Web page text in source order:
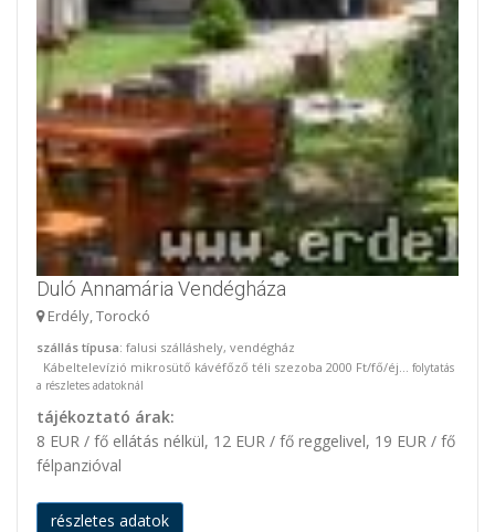
Duló Annamária Vendégháza
Erdély, Torockó
szállás típusa: falusi szálláshely, vendégház
Kábeltelevízió mikrosütő kávéfőző téli szezoba 2000 Ft/fő/éj... folytatás
a részletes adatoknál
tájékoztató árak:
8 EUR / fő ellátás nélkül, 12 EUR / fő reggelivel, 19 EUR / fő
félpanzióval
részletes adatok